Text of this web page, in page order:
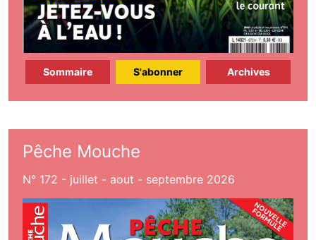
Sommaire S'abonner Archives
Pêche Mouche
N° 172 - juillet - aout - septembre 2026